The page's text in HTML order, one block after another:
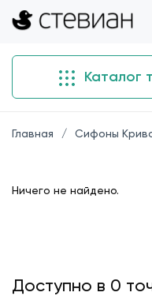
Каталог
Главная Сифоны
Ничего не найдено.
Доступно в 0